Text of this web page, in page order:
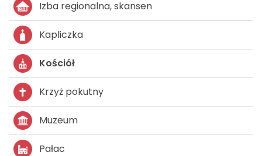
Izba regionalna, skansen
Kapliczka
Kościół
Krzyż pokutny
Muzeum
Pałac